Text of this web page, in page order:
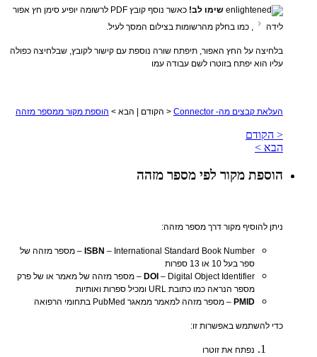
שימו לב!
כאשר נוסף קובץ PDF לרשומה יופיע סימן חץ אפור
לידה
, כמו בחלק מהרשומות בצילום המסך לעיל.
בלחיצה על החץ האפור, תיפתח שורה נוספת עם קישור לקובץ, שבלחיצה כפולה
עליו הוא יפתח בזוטרו לשם עבודה עמו
העלאת קבצים מה- Connector < הקודם | הבא > הוספת מקור ממספר מזהה
< הקודם
הבא >
הוספת מקור לפי מספר מזהה
ניתן להוסיף מקור דרך מספר מזהה:
ISBN – International Standard Book Number – מספר מזהה של
ספר בעל 10 או 13 ספרות
DOI – Digital Object Identifier – מספר מזהה של מאמר או של פרק
מספר הנראה כמו כתובת URL ומכיל ספרות ואותיות
PMID – מספר מזהה למאמר ממאגר PubMed בתחומי הרפואה
כדי להשתמש באפשרות זו:
נפתח את זוטרו